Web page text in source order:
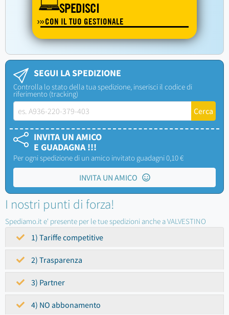
SPEDISCI
CON IL TUO GESTIONALE
SEGUI LA SPEDIZIONE
Controlla lo stato della tua spedizione, inserisci il codice di
riferimento (tracking)
INVITA UN AMICO
E GUADAGNA !!!
Per ogni spedizione di un amico invitato guadagni 0,10 €
INVITA UN AMICO
I nostri punti di forza!
Spediamo.it e' presente per le tue spedizioni anche a VALVESTINO
1) Tariffe competitive
2) Trasparenza
3) Partner
4) NO abbonamento